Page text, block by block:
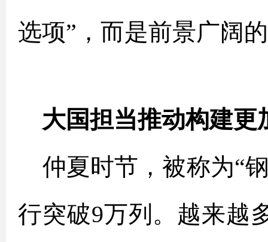
选项”，而是前景广阔
大国担当推动构建更
仲夏时节，被称为“
行突破9万列。越来越